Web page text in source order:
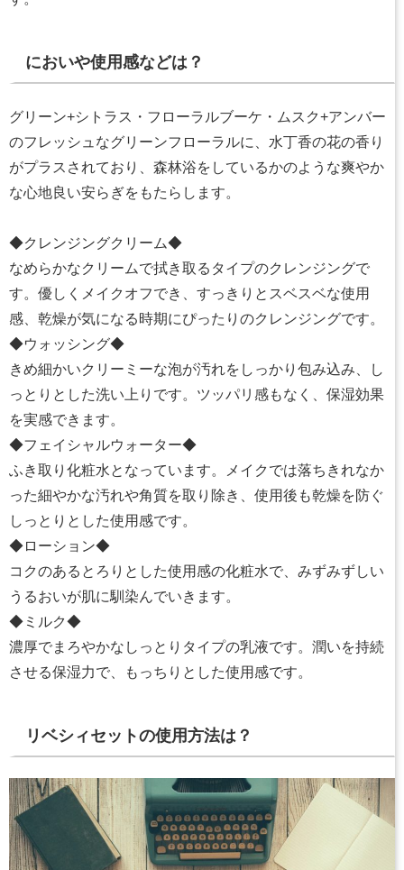
においや使用感などは？
グリーン+シトラス・フローラルブーケ・ムスク+アンバー
のフレッシュなグリーンフローラルに、水丁香の花の香り
がプラスされており、森林浴をしているかのような爽やか
な心地良い安らぎをもたらします。
◆クレンジングクリーム◆
なめらかなクリームで拭き取るタイプのクレンジングで
す。優しくメイクオフでき、すっきりとスベスベな使用
感、乾燥が気になる時期にぴったりのクレンジングです。
◆ウォッシング◆
きめ細かいクリーミーな泡が汚れをしっかり包み込み、し
っとりとした洗い上りです。ツッパリ感もなく、保湿効果
を実感できます。
◆フェイシャルウォーター◆
ふき取り化粧水となっています。メイクでは落ちきれなか
った細やかな汚れや角質を取り除き、使用後も乾燥を防ぐ
しっとりとした使用感です。
◆ローション◆
コクのあるとろりとした使用感の化粧水で、みずみずしい
うるおいが肌に馴染んでいきます。
◆ミルク◆
濃厚でまろやかなしっとりタイプの乳液です。潤いを持続
させる保湿力で、もっちりとした使用感です。
リベシィセットの使用方法は？